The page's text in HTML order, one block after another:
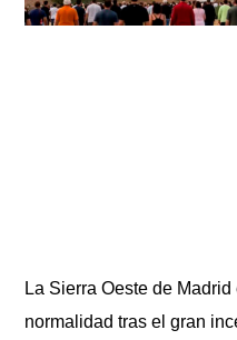
La Sierra Oeste de
normalidad tras el gran